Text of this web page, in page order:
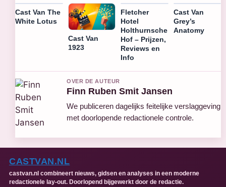
Cast Van The
White Lotus
Cast Van
1923
Fletcher
Hotel
Holthurnsche
Hof – Prijzen,
Reviews en
Info
Cast Van
Grey’s
Anatomy
OVER DE AUTEUR
Finn Ruben Smit Jansen
We publiceren dagelijks feitelijke verslaggeving
met doorlopende redactionele controle.
CASTVAN.NL
castvan.nl combineert nieuws, gidsen en analyses in een moderne
redactionele lay-out. Doorlopend bijgewerkt door de redactie.